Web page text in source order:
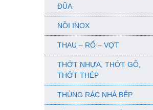
ĐŨA
NỒI INOX
THAU – RỔ – VỢT
THỚT NHỰA, THỚT GỖ,
THỚT THÉP
THÙNG RÁC NHÀ BẾP